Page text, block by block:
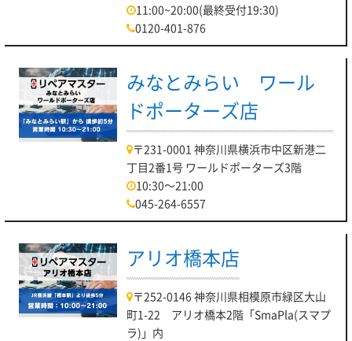
11:00~20:00(最終受付19:30)
0120-401-876
みなとみらい ワール
ドポーターズ店
〒231-0001 神奈川県横浜市中区新港二
丁目2番1号 ワールドポーターズ3階
10:30～21:00
045-264-6557
アリオ橋本店
〒252-0146 神奈川県相模原市緑区大山
町1-22 アリオ橋本2階「SmaPla(スマプ
ラ)」内